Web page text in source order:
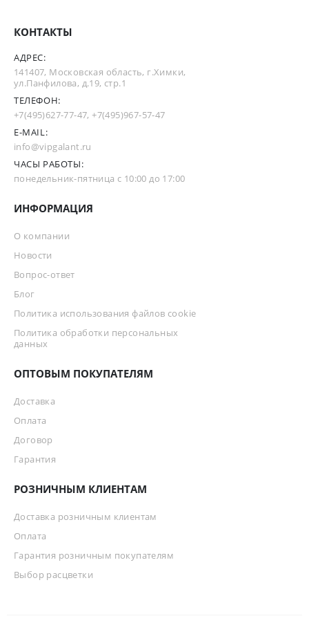
КОНТАКТЫ
АДРЕС:
141407, Московская область, г.Химки,
ул.Панфилова, д.19, стр.1
ТЕЛЕФОН:
+7(495)627-77-47,+7(495)967-57-47
E-MAIL:
info@vipgalant.ru
ЧАСЫ РАБОТЫ:
понедельник-пятница с 10:00 до 17:00
ИНФОРМАЦИЯ
О компании
Новости
Вопрос-ответ
Блог
Политика использования файлов cookie
Политика обработки персональных
данных
ОПТОВЫМ ПОКУПАТЕЛЯМ
Доставка
Оплата
Договор
Гарантия
РОЗНИЧНЫМ КЛИЕНТАМ
Доставка розничным клиентам
Оплата
Гарантия розничным покупателям
Выбор расцветки